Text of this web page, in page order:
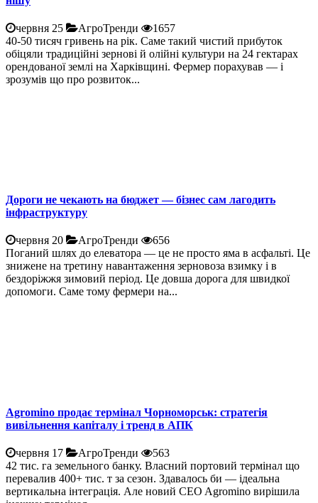
червня 25 АгроТренди
1657
40-50 тисяч гривень на рік. Саме такий чистий прибуток
обіцяли традиційні зернові й олійні культури на 24 гектарах
орендованої землі на Харківщині. Фермер порахував — і
зрозумів що про розвиток...
Дороги не чекають на бюджет — бізнес сам лагодить
інфраструктуру
червня 20 АгроТренди
656
Поганий шлях до елеватора — це не просто яма в асфальті. Це
знижене на третину навантаження зерновоза взимку і в
бездоріжжя зимовий період. Це довша дорога для швидкої
допомоги. Саме тому фермери на...
Agromino продає термінал Чорноморськ: стратегія
вивільнення капіталу і тренд в АПК
червня 17 АгроТренди
563
42 тис. га земельного банку. Власний портовий термінал що
перевалив 400+ тис. т за сезон. Здавалось би — ідеальна
вертикальна інтеграція. Але новий CEO Agromino вирішила